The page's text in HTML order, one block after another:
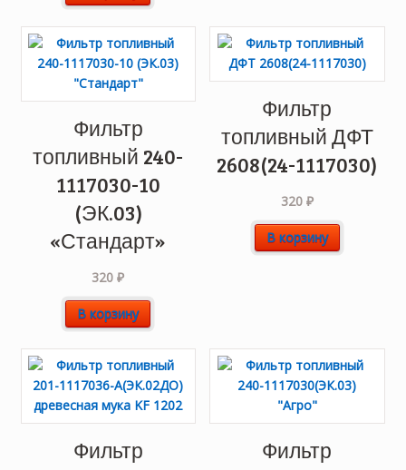
Фильтр
топливный 240-
1117030-10
(ЭК.03)
«Стандарт»
320₽
В корзину
Фильтр
топливный ДФТ
2608(24-1117030)
320 ₽
В корзину
Фильтр
Фильтр